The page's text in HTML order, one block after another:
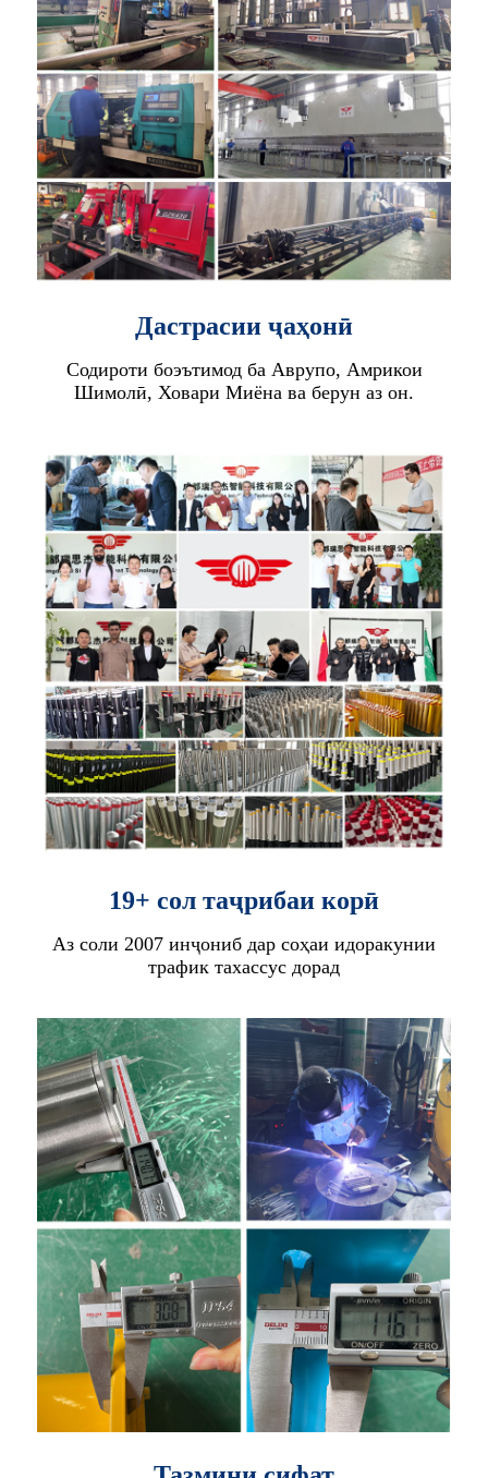
Дастрасии ҷаҳонӣ
Содироти боэътимод ба Аврупо, Амрикои
Шимолӣ, Ховари Миёна ва берун аз он.
19+ сол таҷрибаи корӣ
Аз соли 2007 инҷониб дар соҳаи идоракунии
трафик тахассус дорад